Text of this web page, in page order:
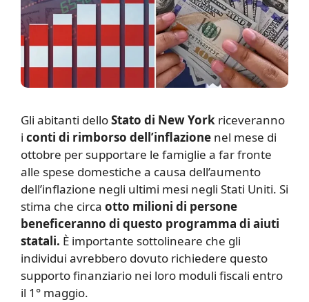
Gli abitanti delloStato di New York riceveranno
i conti di rimborso dell’inflazione nel mese di
ottobre per supportare le famiglie a far fronte
alle spese domestiche a causa dell’aumento
dell’inflazione negli ultimi mesi negli Stati Uniti. Si
stima che circa otto milioni di persone
beneficeranno di questo programma di aiuti
statali. È importante sottolineare che gli
individui avrebbero dovuto richiedere questo
supporto finanziario nei loro moduli fiscali entro
il 1° maggio.